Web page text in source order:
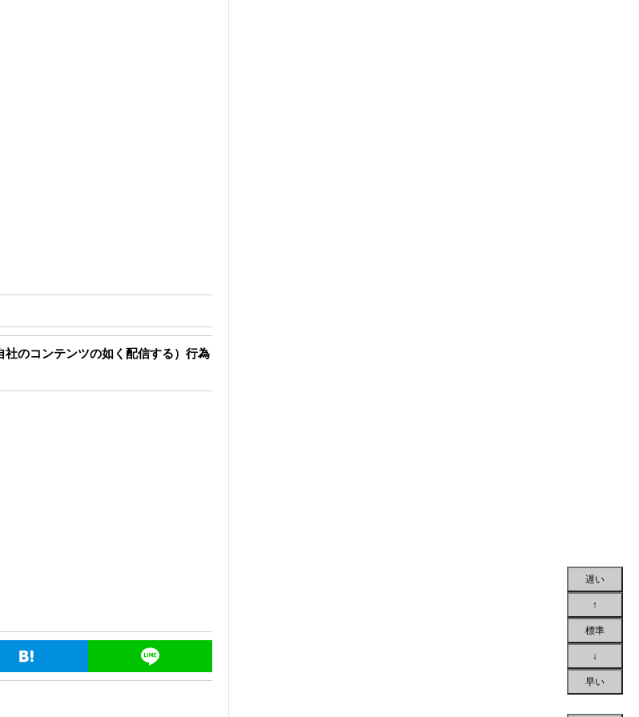
のコンテンツの如く配信する）行為